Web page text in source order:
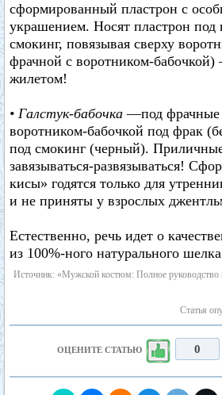
сформированный пластрон с
украшением. Носят пластрон под
смокинг, повязывая сверху
фрачной с воротником-
жилетом!
• Галстук-бабочка —под фрачные
воротником-бабочкой под фрак
под смокинг (черный).
завязываться-развязываться!
кисы» годятся только для
и не приняты у взрослых
Естественно, речь идет о
из 100%-ного натурального
Источник: «Мужской костюм: Полное руководство
Статья
ОЦЕНИТЕ СТАТЬЮ 0